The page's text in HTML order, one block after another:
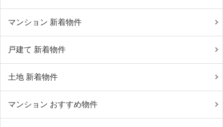
マンション 新着物件
戸建て 新着物件
土地 新着物件
マンション おすすめ物件